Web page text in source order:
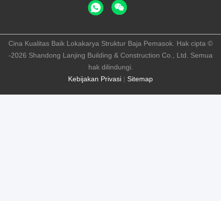
Kebijakan Privasi | Sitemap
Cina Kualitas Baik Lokakarya Struktur Baja Pemasok. Hak cipta ©
-2026 Shandong Lanjing Building & Construction Co., Ltd. Semua
hak dilindungi.